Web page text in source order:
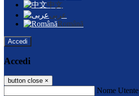
中文
عربى
Română
Accedi
Accedi
button close ×
Nome Utente